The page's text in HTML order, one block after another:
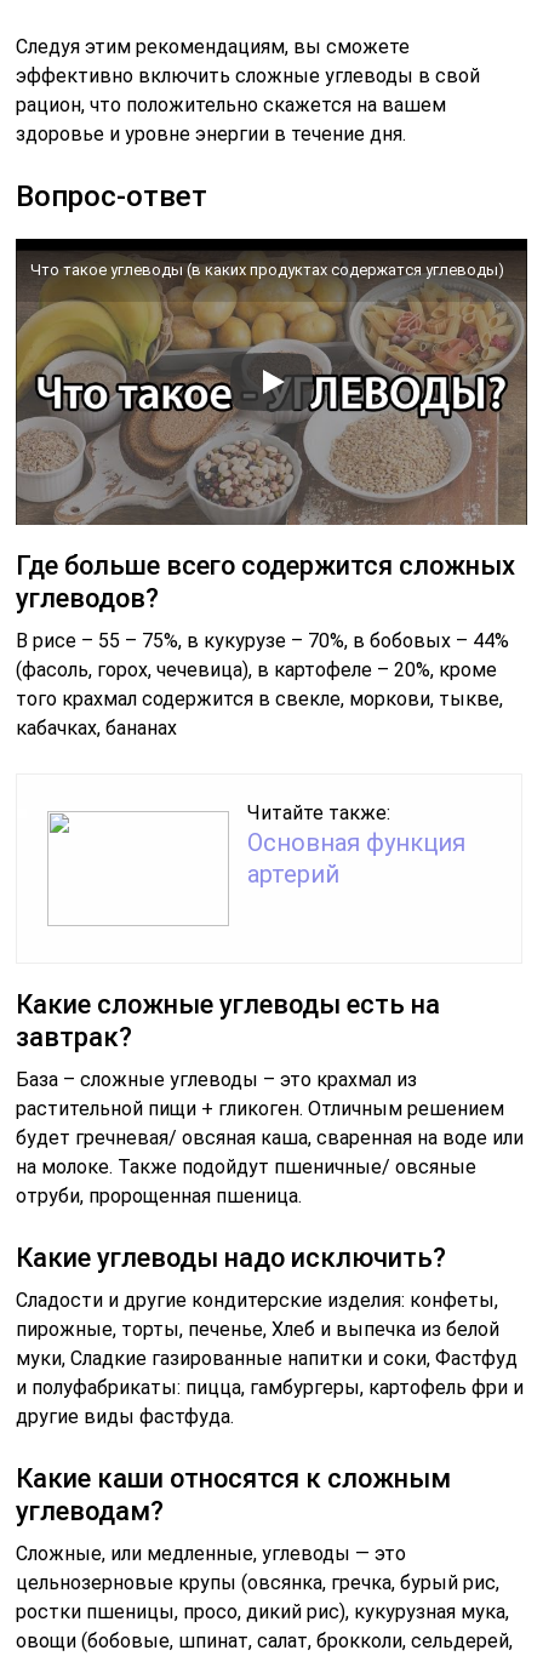
Следуя этим рекомендациям, вы сможете
эффективно включить сложные углеводы в свой
рацион, что положительно скажется на вашем
здоровье и уровне энергии в течение дня.
Вопрос-ответ
Что такое углеводы (в каких продуктах содержатся углеводы)
Где больше всего содержится сложных
углеводов?
В рисе – 55 – 75%, в кукурузе – 70%, в бобовых – 44%
(фасоль, горох, чечевица), в картофеле – 20%, кроме
того крахмал содержится в свекле, моркови, тыкве,
кабачках, бананах
Читайте также:
Основная функция
артерий
Какие сложные углеводы есть на
завтрак?
База – сложные углеводы – это крахмал из
растительной пищи + гликоген. Отличным решением
будет гречневая/ овсяная каша, сваренная на воде или
на молоке. Также подойдут пшеничные/ овсяные
отруби, пророщенная пшеница.
Какие углеводы надо исключить?
Сладости и другие кондитерские изделия: конфеты,
пирожные, торты, печенье, Хлеб и выпечка из белой
муки, Сладкие газированные напитки и соки, Фастфуд
и полуфабрикаты: пицца, гамбургеры, картофель фри и
другие виды фастфуда.
Какие каши относятся к сложным
углеводам?
Сложные, или медленные, углеводы — это
цельнозерновые крупы (овсянка, гречка, бурый рис,
ростки пшеницы, просо, дикий рис), кукурузная мука,
овощи (бобовые, шпинат, салат, брокколи, сельдерей,